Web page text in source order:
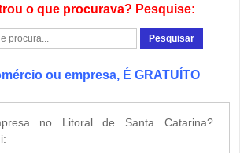
o que procurava? Pesquise:
ou empresa, É GRATUÍTO
no Litoral de Santa Catarina?